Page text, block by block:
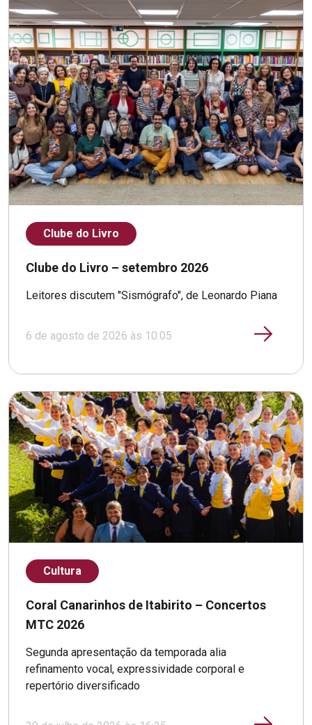
Clube do Livro
Clube do Livro – setembro 2026
Leitores discutem "Sismógrafo", de Leonardo Piana
6 de agosto de 2026 às 10:05
Cultura
Coral Canarinhos de Itabirito – Concertos
MTC 2026
Segunda apresentação da temporada alia
refinamento vocal, expressividade corporal e
repertório diversificado